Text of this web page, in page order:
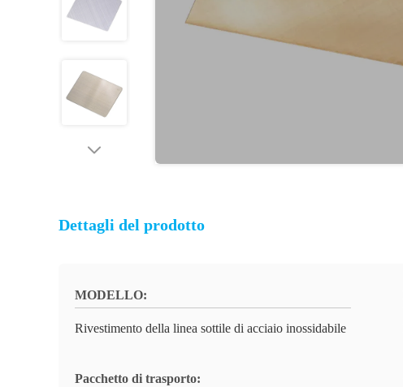
Dettagli del prodotto
MODELLO:
Rivestimento della linea sottile di acciaio inossidabile
Pacchetto di trasporto: